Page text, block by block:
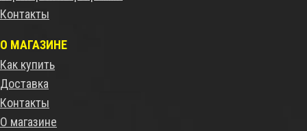
Контакты
О МАГАЗИНЕ
Как купить
Доставка
Контакты
О магазине